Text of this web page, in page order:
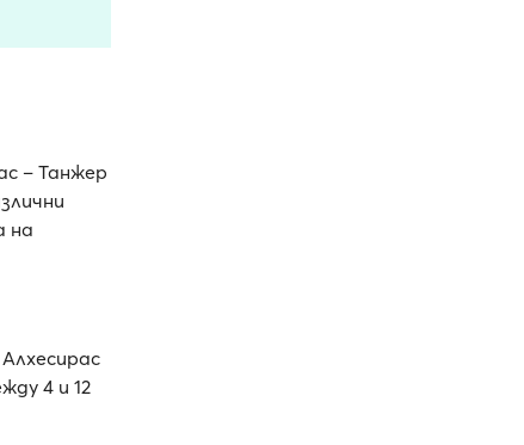
– Танжер
на
4 и 12